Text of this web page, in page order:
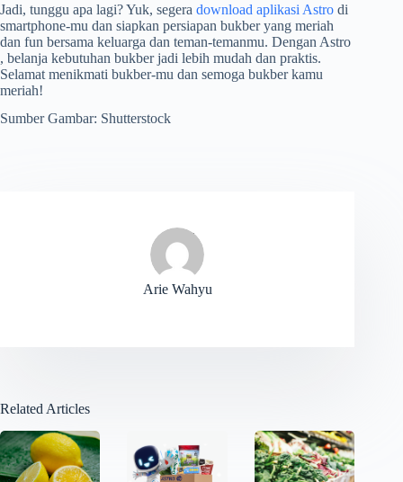
Jadi, tunggu apa lagi? Yuk, segera download aplikasi Astro di
smartphone-mu dan siapkan persiapan bukber yang meriah
dan fun bersama keluarga dan teman-temanmu. Dengan Astro
, belanja kebutuhan bukber jadi lebih mudah dan praktis.
Selamat menikmati bukber-mu dan semoga bukber kamu
meriah!
Sumber Gambar: Shutterstock
Arie Wahyu
Related Articles